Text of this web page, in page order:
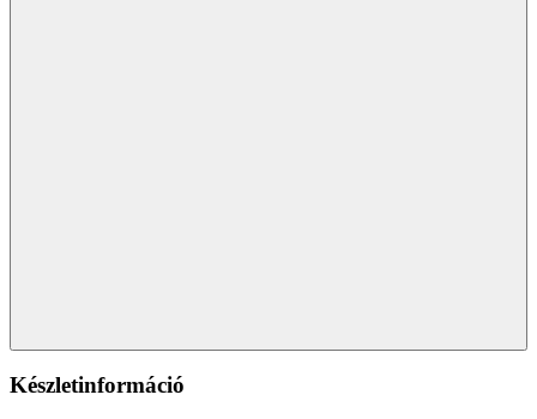
Készletinformáció